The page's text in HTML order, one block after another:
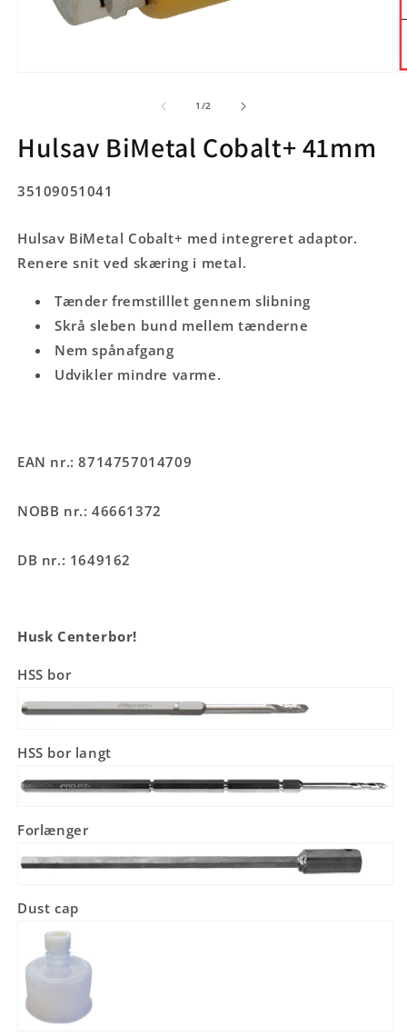
1 /af2
Hulsav BiMetal Cobalt+ 41mm
SKU:
35109051041
Hulsav BiMetal Cobalt+ med integreret adaptor.
Renere snit ved skæring i metal.
Tænder fremstilllet gennem slibning
Skrå sleben bund mellem tænderne
Nem spånafgang
Udvikler mindre varme.
EAN nr.: 8714757014709
NOBB nr.: 46661372
DB nr.: 1649162
Husk Centerbor!
HSS bor
HSS bor langt
Forlænger
Dust cap